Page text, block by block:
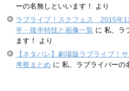
ーの名無しといいます！
より
ラブライブ！スクフェス 2015年
半・後半特技と画像一覧 に私、ラ
ます！
より
【ネタバレ】劇場版ラブライブ！
考察まとめ に私、ラブライバーの